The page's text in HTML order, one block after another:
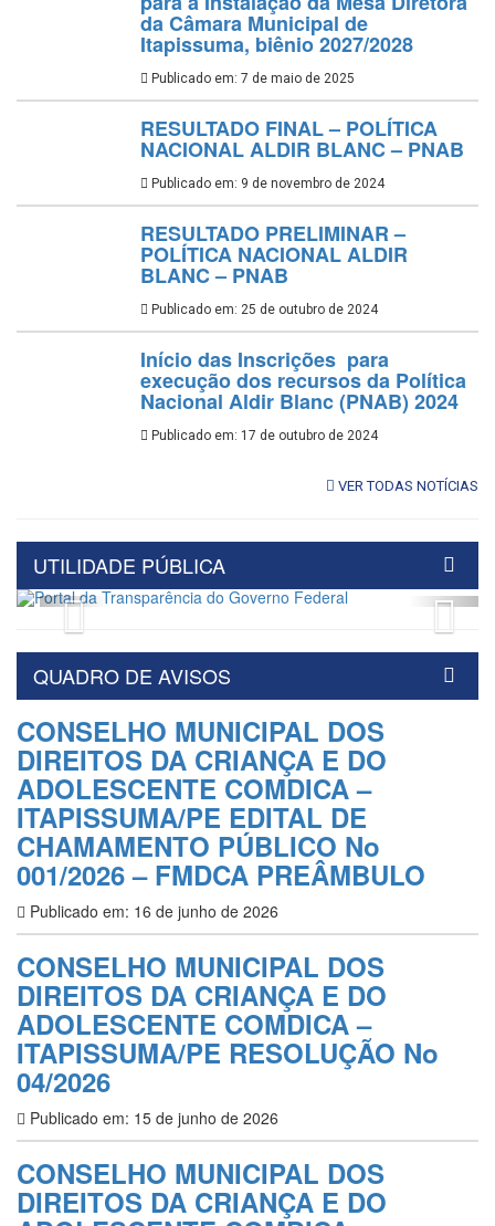
da Câmara Municipal de
Itapissuma, biênio 2027/2028
Publicado em: 7 de maio de 2025
RESULTADO FINAL – POLÍTICA
NACIONAL ALDIR BLANC – PNAB
Publicado em: 9 de novembro de 2024
RESULTADO PRELIMINAR –
POLÍTICA NACIONAL ALDIR
BLANC – PNAB
Publicado em: 25 de outubro de 2024
Início das Inscrições para
execução dos recursos da Política
Nacional Aldir Blanc (PNAB) 2024
Publicado em: 17 de outubro de 2024
VER TODAS NOTÍCIAS
UTILIDADE PÚBLICA
Previous
QUADRO DE AVISOS
CONSELHO MUNICIPAL DOS
DIREITOS DA CRIANÇA E DO
ADOLESCENTE COMDICA –
ITAPISSUMA/PE EDITAL DE
CHAMAMENTO PÚBLICO No
001/2026 – FMDCA PREÂMBULO
Publicado em: 16 de junho de 2026
CONSELHO MUNICIPAL DOS
DIREITOS DA CRIANÇA E DO
ADOLESCENTE COMDICA –
ITAPISSUMA/PE RESOLUÇÃO No
04/2026
Publicado em: 15 de junho de 2026
CONSELHO MUNICIPAL DOS
DIREITOS DA CRIANÇA E DO